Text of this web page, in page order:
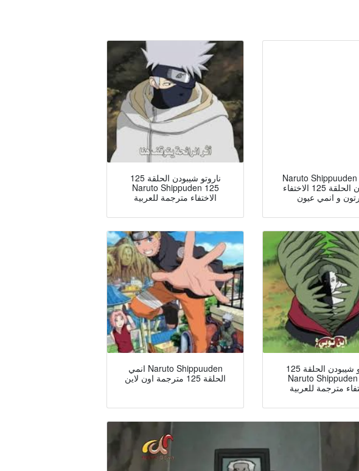
ناروتو شيبودن الحلقة 125
Naruto Shippuden 125
الاختفاء مترجمة للعربية
Naruto Shippuuden ناروتو
شيبودن الحلقة 125 الاختفاء
و انمي عيون
انمي Naruto Shippuuden
الحلقة 125 مترجمة اون لاين
ناروتو شيبودن الحلقة 125
Naruto
مترجمة للعربية